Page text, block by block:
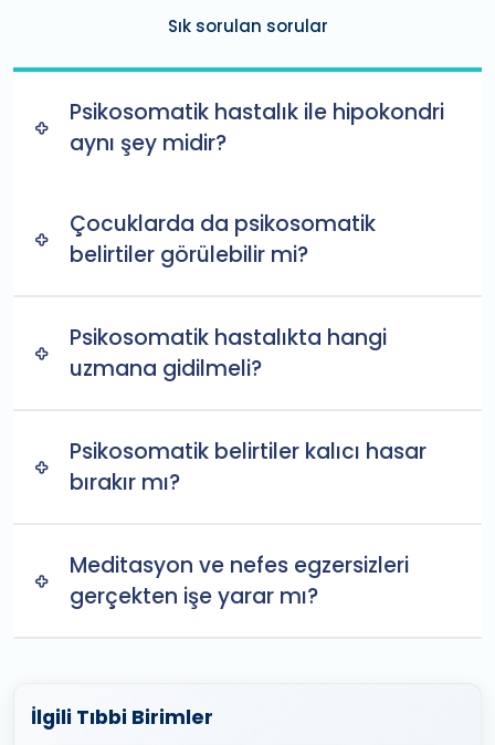
Sık sorulan sorular
Psikosomatik hastalık ile hipokondri
aynı şey midir?
Çocuklarda da psikosomatik
belirtiler görülebilir mi?
Psikosomatik hastalıkta hangi
uzmana gidilmeli?
Psikosomatik belirtiler kalıcı hasar
bırakır mı?
Meditasyon ve nefes egzersizleri
gerçekten işe yarar mı?
İlgili Tıbbi Birimler